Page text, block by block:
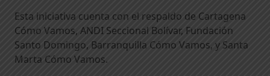
Esta iniciativa cuenta con el respaldo de Cartagena
Cómo Vamos, ANDI Seccional Bolívar, Fundación
Santo Domingo, Barranquilla Cómo Vamos, y Santa
Marta Cómo Vamos.